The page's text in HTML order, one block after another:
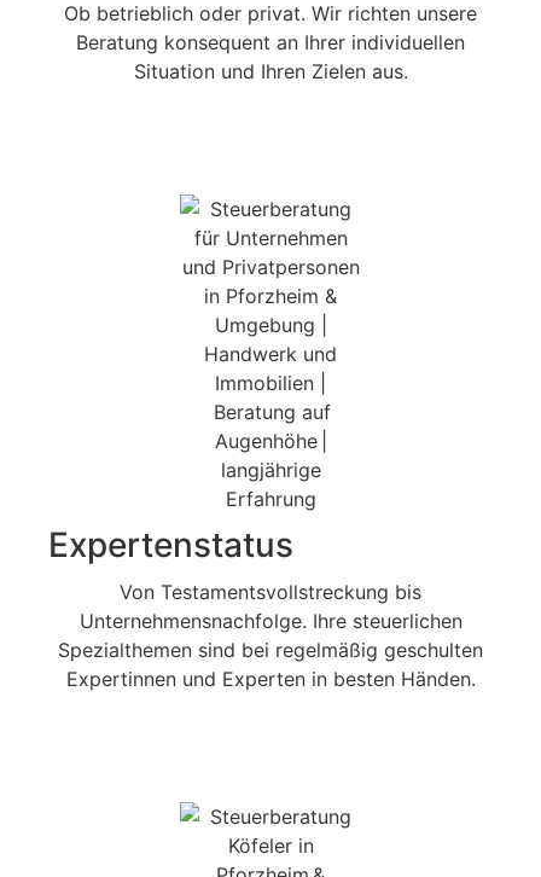
Ob betrieblich oder privat. Wir richten unsere
Beratung konsequent an Ihrer individuellen
Situation und Ihren Zielen aus.
Expertenstatus
Von Testamentsvollstreckung bis
Unternehmensnachfolge. Ihre steuerlichen
Spezialthemen sind bei regelmäßig geschulten
Expertinnen und Experten in besten Händen.